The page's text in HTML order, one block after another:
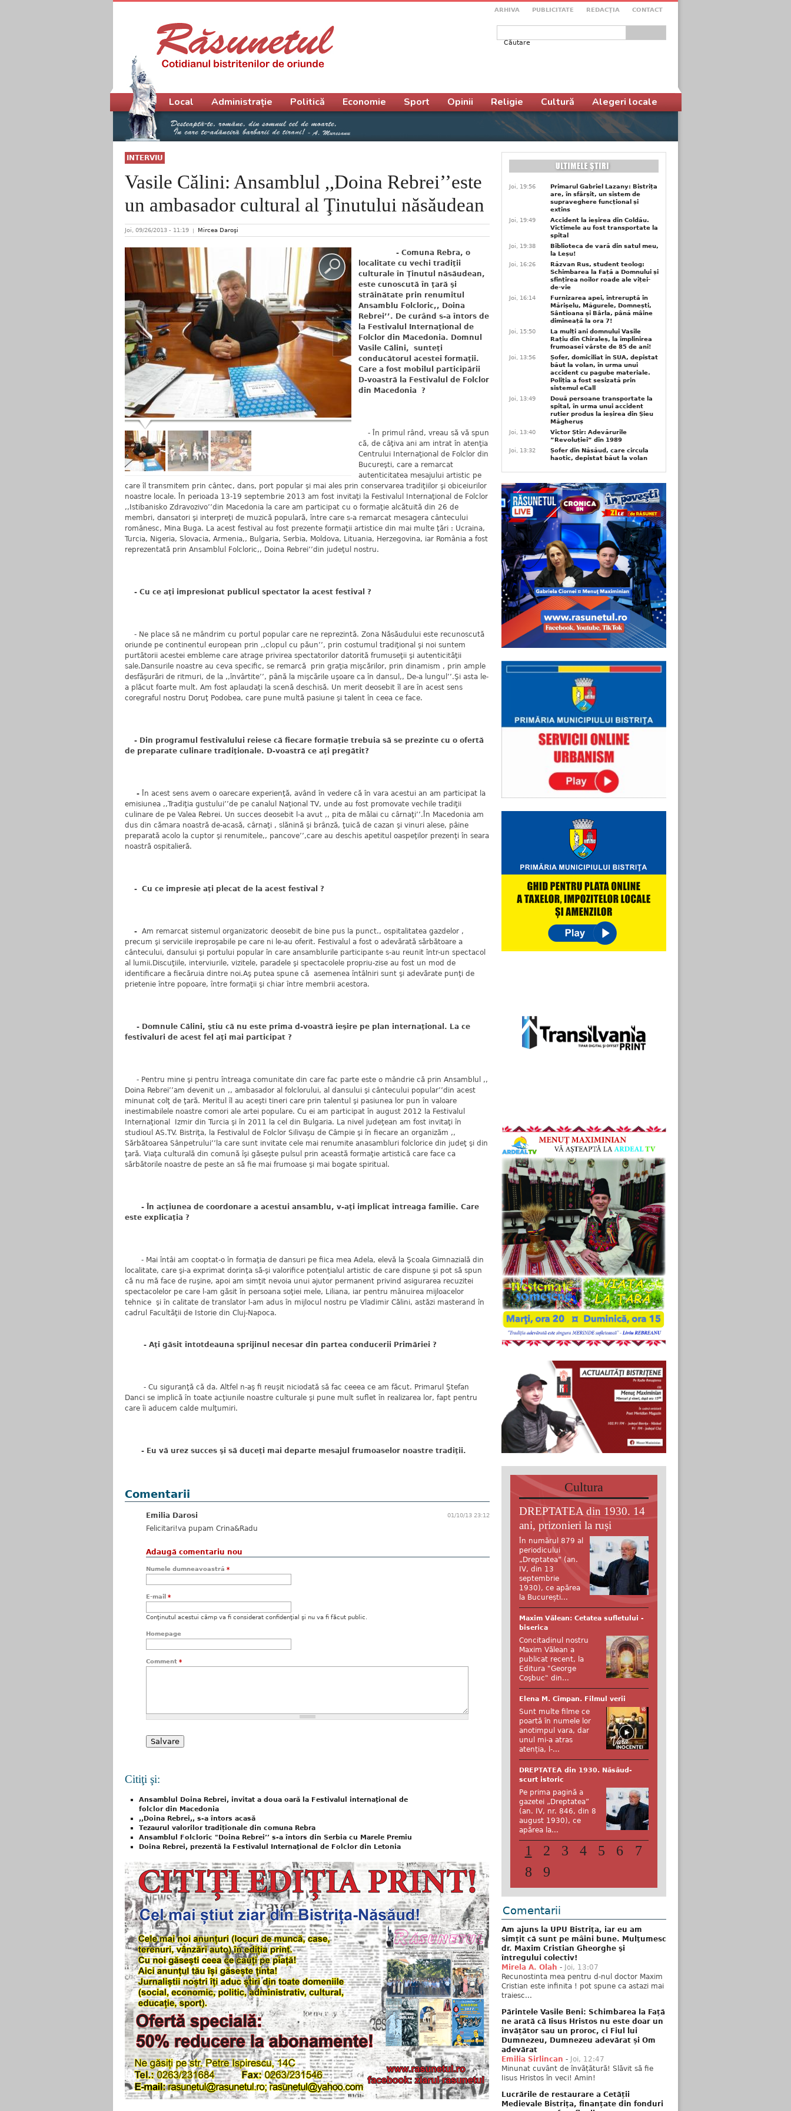
ARHIVA PUBLICITATE REDACŢIA CONTACT
Formular de căutare
INTERVIU
Vasile Călini: Ansamblul ,,Doina Rebrei’’este
un ambasador cultural al Ţinutului năsăudean
Joi, 09/26/2013 - 11:19 Mircea Daroşi
- Comuna Rebra, o
localitate cu vechi tradiţii
culturale în Ţinutul năsăudean,
este cunoscută în ţară şi
străinătate prin renumitul
Ansamblu Folcloric,, Doina
Rebrei’’. De curând s-a întors de
la Festivalul Internaţional de
Folclor din Macedonia. Domnul
Vasile Călini, sunteţi
conducătorul acestei formaţii.
Care a fost mobilul participării
D-voastră la Festivalul de Folclor
din Macedonia ?
- În primul rând, vreau să vă spun
că, de câţiva ani am intrat în atenţia
Centrului Internaţional de Folclor din
Bucureşti, care a remarcat
autenticitatea mesajului artistic pe
care îl transmitem prin cântec, dans, port popular şi mai ales prin conservarea tradiţiilor şi obiceiurilor
noastre locale. În perioada 13-19 septembrie 2013 am fost invitaţi la Festivalul Internaţional de Folclor
,,Istibanisko Zdravozivo’’din Macedonia la care am participat cu o formaţie alcătuită din 26 de
membri, dansatori şi interpreţi de muzică populară, între care s-a remarcat mesagera cântecului
românesc, Mina Buga. La acest festival au fost prezente formaţii artistice din mai multe ţări : Ucraina,
Turcia, Nigeria, Slovacia, Armenia,, Bulgaria, Serbia, Moldova, Lituania, Herzegovina, iar România a fost
reprezentată prin Ansamblul Folcloric,, Doina Rebrei’’din judeţul nostru.
- Cu ce aţi impresionat publicul spectator la acest festival ?
- Ne place să ne mândrim cu portul popular care ne reprezintă. Zona Năsăudului este recunoscută
oriunde pe continentul european prin ,,clopul cu păun’’, prin costumul tradiţional şi noi suntem
purtătorii acestei embleme care atrage privirea spectatorilor datorită frumuseţii şi autenticităţii
sale.Dansurile noastre au ceva specific, se remarcă prin graţia mişcărilor, prin dinamism , prin ample
desfăşurări de ritmuri, de la ‚,învârtite’’, până la mişcările uşoare ca în dansul,, De-a lungul’’.Şi asta le-
a plăcut foarte mult. Am fost aplaudaţi la scenă deschisă. Un merit deosebit îl are în acest sens
coregraful nostru Doruţ Podobea, care pune multă pasiune şi talent în ceea ce face.
- Din programul festivalului reiese că fiecare formaţie trebuia să se prezinte cu o ofertă
de preparate culinare tradiţionale. D-voastră ce aţi pregătit?
-
În acest sens avem o oarecare experienţă, având în vedere că în vara acestui an am participat la
emisiunea ,,Tradiţia gustului’’de pe canalul Naţional TV, unde au fost promovate vechile tradiţii
culinare de pe Valea Rebrei. Un succes deosebit l-a avut ,, pita de mălai cu cârnaţi’’.În Macedonia am
dus din cămara noastră de-acasă, cârnaţi , slănină şi brânză, ţuică de cazan şi vinuri alese, pâine
preparată acolo la cuptor şi renumitele,, pancove’’,care au deschis apetitul oaspeţilor prezenţi în seara
noastră ospitalieră.
- Cu ce impresie aţi plecat de la acest festival ?
- Am remarcat sistemul organizatoric deosebit de bine pus la punct., ospitalitatea gazdelor ,
precum şi serviciile ireproşabile pe care ni le-au oferit. Festivalul a fost o adevărată sărbătoare a
cântecului, dansului şi portului popular în care ansamblurile participante s-au reunit într-un spectacol
al lumii.Discuţiile, interviurile, vizitele, paradele şi spectacolele propriu-zise au fost un mod de
identificare a fiecăruia dintre noi.Aş putea spune că asemenea întâlniri sunt şi adevărate punţi de
prietenie între popoare, între formaţii şi chiar între membrii acestora.
- Domnule Călini, ştiu că nu este prima d-voastră ieşire pe plan internaţional. La ce
festivaluri de acest fel aţi mai participat ?
- Pentru mine şi pentru întreaga comunitate din care fac parte este o mândrie că prin Ansamblul ,,
Doina Rebrei’’am devenit un ,, ambasador al folclorului, al dansului şi cântecului popular’’din acest
minunat colţ de ţară. Meritul îl au aceşti tineri care prin talentul şi pasiunea lor pun în valoare
inestimabilele noastre comori ale artei populare. Cu ei am participat în august 2012 la Festivalul
Internaţional Izmir din Turcia şi în 2011 la cel din Bulgaria. La nivel judeţean am fost invitaţi în
studioul AS.TV. Bistriţa, la Festivalul de Folclor Silivaşu de Câmpie şi în fiecare an organizăm ,,
Sărbătoarea Sânpetrului’’la care sunt invitate cele mai renumite anasambluri folclorice din judeţ şi din
ţară. Viaţa culturală din comună îşi găseşte pulsul prin această formaţie artistică care face ca
sărbătorile noastre de peste an să fie mai frumoase şi mai bogate spiritual.
- În acţiunea de coordonare a acestui ansamblu, v-aţi implicat întreaga familie. Care
este explicaţia ?
- Mai întâi am cooptat-o în formaţia de dansuri pe fiica mea Adela, elevă la Şcoala Gimnazială din
localitate, care şi-a exprimat dorinţa să-şi valorifice potenţialul artistic de care dispune şi pot să spun
că nu mă face de ruşine, apoi am simţit nevoia unui ajutor permanent privind asigurarea recuzitei
spectacolelor pe care l-am găsit în persoana soţiei mele, Liliana, iar pentru mânuirea mijloacelor
tehnice şi în calitate de translator l-am adus în mijlocul nostru pe Vladimir Călini, astăzi masterand în
cadrul Facultăţii de Istorie din Cluj-Napoca.
- Aţi găsit întotdeauna sprijinul necesar din partea conducerii Primăriei ?
- Cu siguranţă că da. Altfel n-aş fi reuşit niciodată să fac ceeea ce am făcut. Primarul Ştefan
Danci se implică în toate acţiunile noastre culturale şi pune mult suflet în realizarea lor, fapt pentru
care îi aducem calde mulţumiri.
- Eu vă urez succes şi să duceţi mai departe mesajul frumoaselor noastre tradiţii.
Comentarii
01/10/13 23:12
Emilia Darosi
Felicitari!va pupam Crina&Radu
Adaugă comentariu nou
Numele dumneavoastră *
E-mail *
Conţinutul acestui câmp va fi considerat confidenţial şi nu va fi făcut public.
Homepage
Comment *
Citiţi şi:
Ansamblul Doina Rebrei, invitat a doua oară la Festivalul internaţional de
folclor din Macedonia
,,Doina Rebrei,, s-a întors acasă
Tezaurul valorilor tradiționale din comuna Rebra
Ansamblul Folcloric "Doina Rebrei’’ s-a întors din Serbia cu Marele Premiu
Doina Rebrei, prezentă la Festivalul Internaţional de Folclor din Letonia
Meniu principal
Local Administrație Politică Economie Sport Opinii Religie Cultură Alegeri locale
Joi, 19:56
Primarul Gabriel Lazany: Bistrița
are, în sfârșit, un sistem de
supraveghere funcțional și
extins
Joi, 19:49
Accident la ieșirea din Coldău.
Victimele au fost transportate la
spital
Joi, 19:38
Biblioteca de vară din satul meu,
la Leșu!
Joi, 16:26
Răzvan Rus, student teolog:
Schimbarea la Față a Domnului și
sfințirea noilor roade ale viței-
de-vie
Joi, 16:14
Furnizarea apei, întreruptă în
Mărișelu, Măgurele, Domnești,
Sântioana și Bârla, până mâine
dimineață la ora 7!
Joi, 15:50
La mulți ani domnului Vasile
Rațiu din Chiraleș, la împlinirea
frumoasei vârste de 85 de ani!
Joi, 13:56
Șofer, domiciliat în SUA, depistat
băut la volan, în urma unui
accident cu pagube materiale.
Poliția a fost sesizată prin
sistemul eCall
Joi, 13:49
Două persoane transportate la
spital, în urma unui accident
rutier produs la ieșirea din Șieu
Măgheruș
Joi, 13:40
Victor Știr: Adevărurile
”Revoluției” din 1989
Joi, 13:32
Șofer din Năsăud, care circula
haotic, depistat băut la volan
Cultura
DREPTATEA din 1930. 14
ani, prizonieri la ruși
În numărul 879 al
periodicului
„Dreptatea” (an.
IV, din 13
septembrie
1930), ce apărea
la București...
Maxim Vălean: Cetatea sufletului -
biserica
Concitadinul nostru
Maxim Vălean a
publicat recent, la
Editura "George
Coşbuc" din...
Elena M. Cîmpan. Filmul verii
Sunt multe filme ce
poartă în numele lor
anotimpul vara, dar
unul mi-a atras
atenția, l-...
DREPTATEA din 1930. Năsăud-
scurt istoric
Pe prima pagină a
gazetei „Dreptatea”
(an. IV, nr. 846, din 8
august 1930), ce
apărea la...
1 2 3 4 5 6
7
8
9
Comentarii
Am ajuns la UPU Bistrița, iar eu am
simțit că sunt pe mâini bune. Mulţumesc
dr. Maxim Cristian Gheorghe şi
întregului colectiv!
Mirela A. Olah - Joi, 13:07
Recunostinta mea pentru d-nul doctor Maxim
Cristian este infinita ! pot spune ca astazi mai
traiesc...
Părintele Vasile Beni: Schimbarea la Față
ne arată că Iisus Hristos nu este doar un
învățător sau un proroc, ci Fiul lui
Dumnezeu, Dumnezeu adevărat și Om
adevărat
Emilia Sirlincan - Joi, 12:47
Minunat cuvânt de învățătură! Slăvit să fie
Iisus Hristos în veci! Amin!
Lucrările de restaurare a Cetății
Medievale Bistrița, finanțate din fonduri